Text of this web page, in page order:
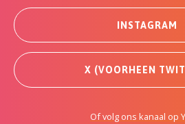
INSTAGRAM
X (VOORHEEN
Of volg ons kanaal op